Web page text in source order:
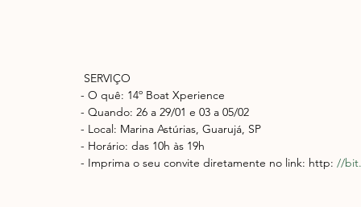
SERVIÇO
- O quê: 14º Boat Xperience
- Quando: 26 a 29/01 e 03 a 05/02
- Local: Marina Astúrias, Guarujá, SP
- Horário: das 10h às 19h
- Imprima o seu convite diretamente no link: http: //